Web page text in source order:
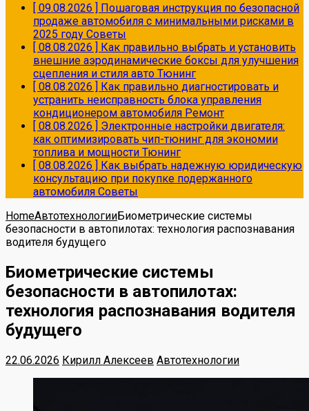
[ 09.08.2026 ] Пошаговая инструкция по безопасной
продаже автомобиля с минимальными рисками в
2025 году Советы
[ 08.08.2026 ] Как правильно выбрать и установить
внешние аэродинамические боксы для улучшения
сцепления и стиля авто Тюнинг
[ 08.08.2026 ] Как правильно диагностировать и
устранить неисправность блока управления
кондиционером автомобиля Ремонт
[ 08.08.2026 ] Электронные настройки двигателя:
как оптимизировать чип-тюнинг для экономии
топлива и мощности Тюнинг
[ 08.08.2026 ] Как выбрать надежную юридическую
консультацию при покупке подержанного
автомобиля Советы
HomeАвтотехнологииБиометрические системы
безопасности в автопилотах: технология распознавания
водителя будущего
Биометрические системы
безопасности в автопилотах:
технология распознавания водителя
будущего
22.06.2026 Кирилл Алексеев Автотехнологии